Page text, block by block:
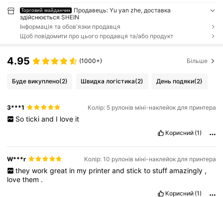
Торговий майданчик
Продавець: Yu yan zhe, доставка
здійснюється SHEIN
Інформація та обов'язки продавця
Щоб повідомити про цього продавця та/або продукт
4.95 (1000+) Більше
Буде викуплено(2) Швидка логістика(2) День подяки(2)
3***1 Колір: 5 рулонів міні-наклейок для принтера
So ticki and I love it
Корисний (1)
W***r Колір: 10 рулонів міні-наклейок для принтера
they work great in my printer and stick to stuff amazingly ,
lovethem .
Корисний (1)